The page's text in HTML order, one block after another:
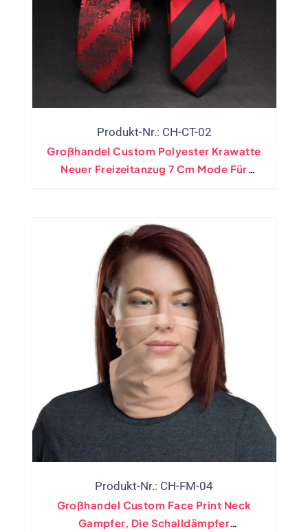
Produkt-Nr.: CH-CT-02
Großhandel Custom Polyester Krawatte
Neuer Freizeitanzug 7 Cm Mode Für
Produkt-Nr.: CH-FM-04
Großhandel Custom Face Print Neck
Gampfer, Die Schalldämpfer